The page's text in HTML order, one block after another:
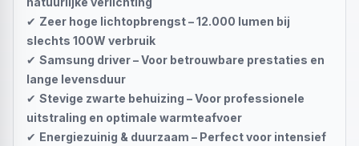
✔ Zeer hoge lichtopbrengst – 12.000 lumen bij
slechts 100W verbruik
✔ Samsung driver – Voor betrouwbare prestaties en
lange levensduur
✔ Stevige zwarte behuizing – Voor professionele
uitstraling en optimale warmteafvoer
✔ Energiezuinig & duurzaam – Perfect voor intensief